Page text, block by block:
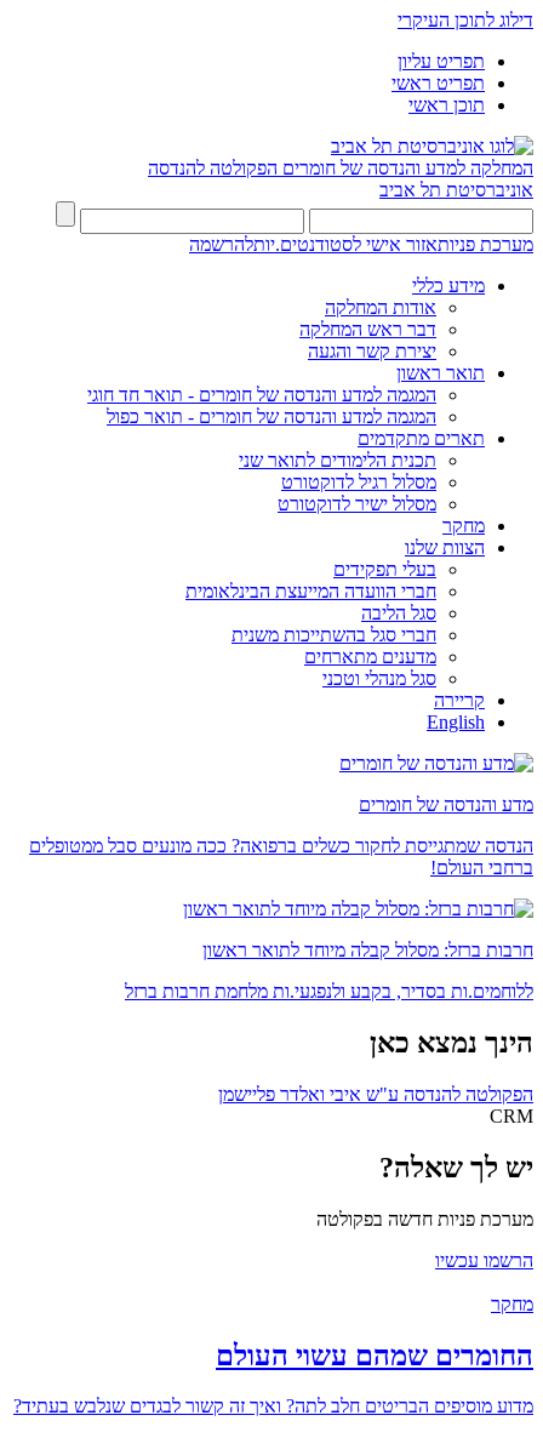
דילוג לתוכן העיקרי
תפריט עליון
תפריט ראשי
תוכן ראשי
המחלקה למדע והנדסה של חומרים הפקולטה להנדסה
אוניברסיטת תל אביב
מערכת פניותאזור אישי לסטודנטים.יותלהרשמה
מידע כללי
אודות המחלקה
דבר ראש המחלקה
יצירת קשר והגעה
תואר ראשון
המגמה למדע והנדסה של חומרים - תואר חד חוגי
המגמה למדע והנדסה של חומרים - תואר כפול
תארים מתקדמים
תכנית הלימודים לתואר שני
מסלול רגיל לדוקטורט
מסלול ישיר לדוקטורט
מחקר
הצוות שלנו
בעלי תפקידים
חברי הוועדה המייעצת הבינלאומית
סגל הליבה
חברי סגל בהשתייכות משנית
מדענים מתארחים
סגל מנהלי וטכני
קריירה
English
מדע והנדסה של חומרים
הנדסה שמתגייסת לחקור כשלים ברפואה? ככה מונעים סבל ממטופלים
ברחבי העולם!
חרבות ברזל: מסלול קבלה מיוחד לתואר ראשון
ללוחמים.ות בסדיר, בקבע ולנפגעי.ות מלחמת חרבות ברזל
הינך נמצא כאן
הפקולטה להנדסה ע"ש איבי ואלדר פליישמן
CRM
יש לך שאלה?
מערכת פניות חדשה בפקולטה
הרשמו עכשיו
מחקר
החומרים שמהם עשוי העולם
מדוע מוסיפים הבריטים חלב לתה? ואיך זה קשור לבגדים שנלבש בעתיד?